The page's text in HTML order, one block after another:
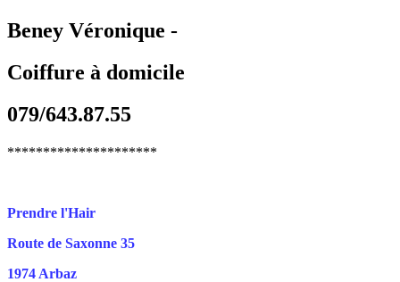
Beney Véronique -
Coiffure à domicile
079/643.87.55
*********************
Prendre l'Hair
Route de Saxonne 35
1974 Arbaz